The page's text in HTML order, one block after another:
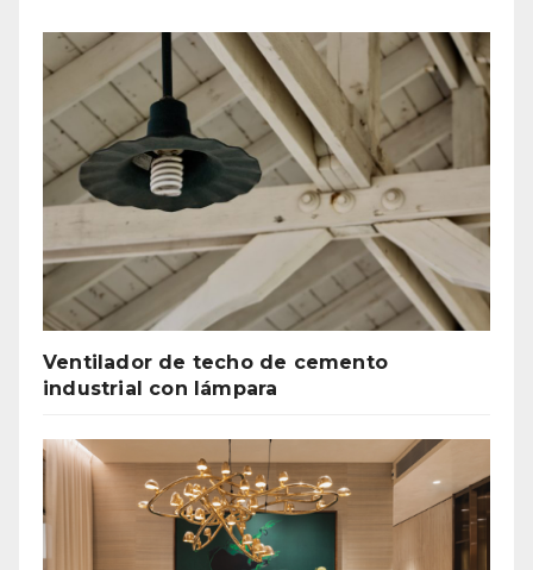
Ventilador de techo de cemento
industrial con lámpara